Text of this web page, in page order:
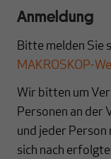
Anmeldung
Bitte melden Sie
MAKROSKOP-
Wir bitten um
Personen an der
und jeder Person
sich nach